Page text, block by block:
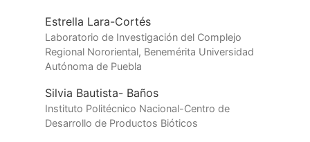
Estrella Lara-Cortés
Laboratorio de Investigación del Complejo
Regional Nororiental, Benemérita Universidad
Autónoma de Puebla
Silvia Bautista- Baños
Instituto Politécnico Nacional-Centro de
Desarrollo de Productos Bióticos